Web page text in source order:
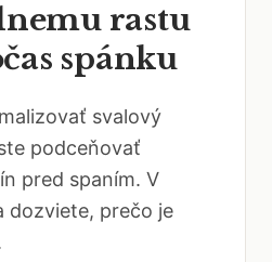
rastu
spánku
svalový
podceňovať
pred spaním. V
dozviete, prečo je